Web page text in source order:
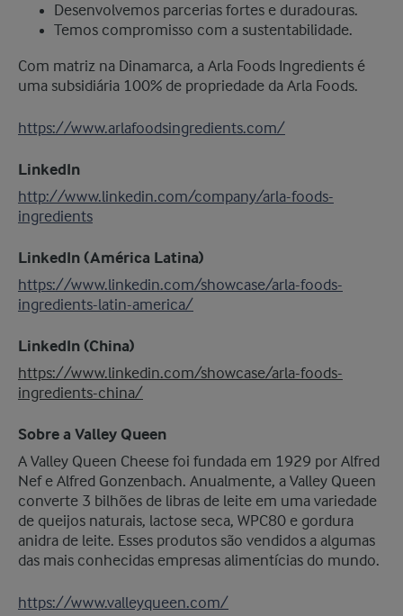
Desenvolvemos parcerias fortes e duradouras.
Temos compromisso com a sustentabilidade.
Com matriz na Dinamarca, a Arla Foods Ingredients é
uma subsidiária 100% de propriedade da Arla Foods.
https://www.arlafoodsingredients.com/
LinkedIn
http://www.linkedin.com/company/arla-foods-
ingredients
LinkedIn (América Latina)
https://www.linkedin.com/showcase/arla-foods-
ingredients-latin-america/
LinkedIn (China)
https://www.linkedin.com/showcase/arla-foods-
ingredients-china/
Sobre a Valley Queen
A Valley Queen Cheese foi fundada em 1929 por Alfred
Nef e Alfred Gonzenbach. Anualmente, a Valley Queen
converte 3 bilhões de libras de leite em uma variedade
de queijos naturais, lactose seca, WPC80 e gordura
anidra de leite. Esses produtos são vendidos a algumas
das mais conhecidas empresas alimentícias do mundo.
https://www.valleyqueen.com/